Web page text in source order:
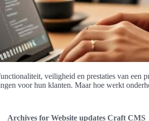
veiligheid en prestaties van een
voor hun klanten. Maar hoe werkt
Archives for Website updates Craft CMS